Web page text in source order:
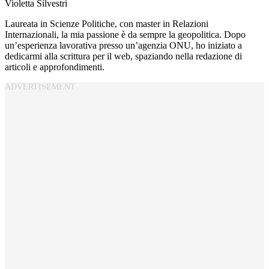
Violetta Silvestri
Laureata in Scienze Politiche, con master in Relazioni
Internazionali, la mia passione è da sempre la geopolitica. Dopo
un’esperienza lavorativa presso un’agenzia ONU, ho iniziato a
dedicarmi alla scrittura per il web, spaziando nella redazione di
articoli e approfondimenti.